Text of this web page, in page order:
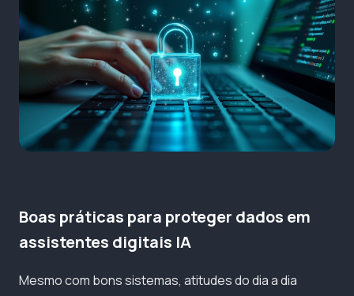
Boas práticas para proteger dados em
assistentes digitais IA
Mesmo com bons sistemas, atitudes do dia a dia